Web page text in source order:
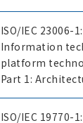
ISO/IEC 23006-
Information
platform
Part 1:
ISO/IEC 19770-